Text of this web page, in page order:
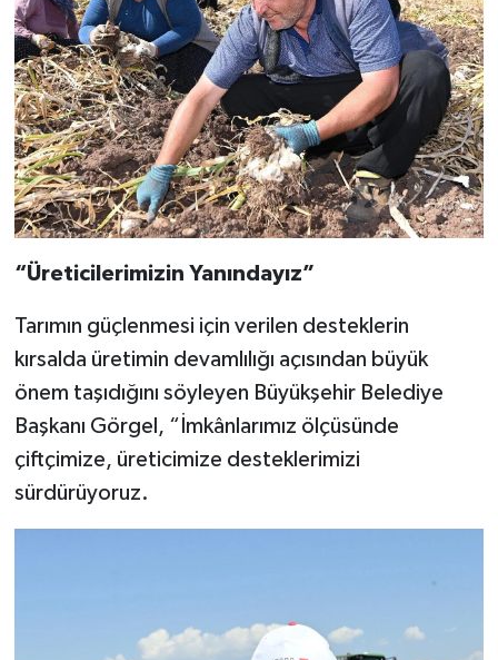
“Üreticilerimizin Yanındayız”
Tarımın güçlenmesi için verilen desteklerin
kırsalda üretimin devamlılığı açısından büyük
önem taşıdığını söyleyen Büyükşehir Belediye
Başkanı Görgel, “İmkânlarımız ölçüsünde
çiftçimize, üreticimize desteklerimizi
sürdürüyoruz.